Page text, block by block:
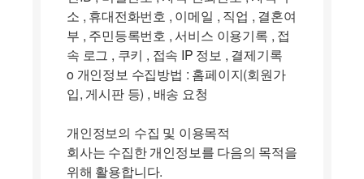
소 , 휴대전화번호 , 이메일 , 직업 , 결혼여
부 , 주민등록번호 , 서비스 이용기록 , 접
속 로그 , 쿠키 , 접속 IP 정보 , 결제기록
ο 개인정보 수집방법 : 홈페이지(회원가
입, 게시판 등) , 배송 요청
개인정보의 수집 및 이용목적
회사는 수집한 개인정보를 다음의 목적을
위해 활용합니다.